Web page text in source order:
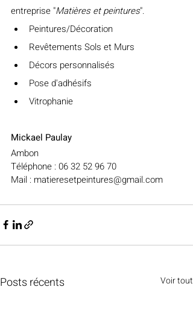
entreprise "Matières et peintures".
Peintures/Décoration
Revêtements Sols et Murs
Décors personnalisés
Pose d'adhésifs
Vitrophanie
Mickael Paulay
Ambon
Téléphone : 06 32 52 96 70
Mail : matieresetpeintures@gmail.com
Posts récents Voir tout